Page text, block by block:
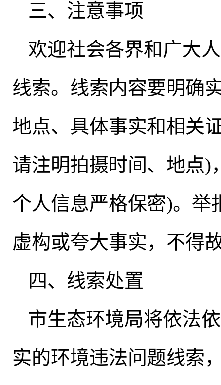
三、注意事项
欢迎社会各界和广大
线索。线索内容要明确
地点、具体事实和相关
请注明拍摄时间、地点)
个人信息严格保密)。举
虚构或夸大事实，不得
四、线索处置
市生态环境局将依法
实的环境违法问题线索